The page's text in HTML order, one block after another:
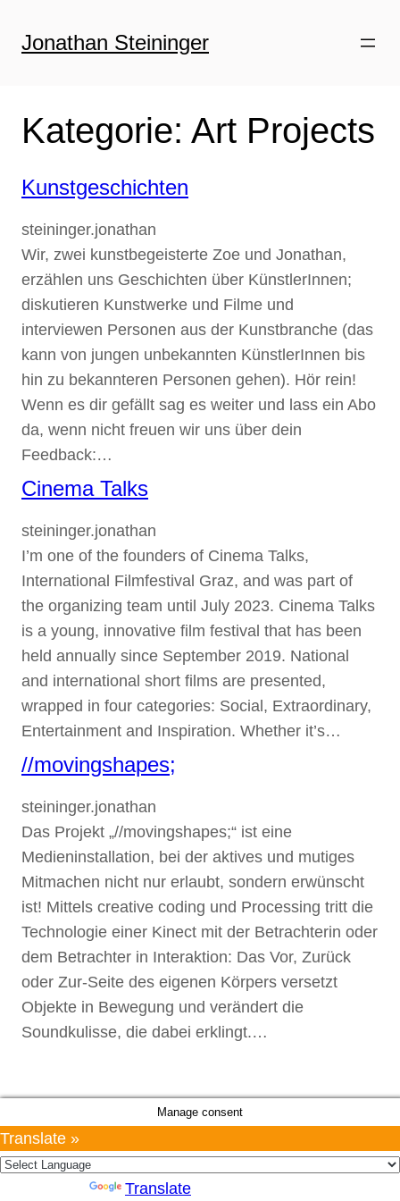
InhaltJonathan Steininger
Kategorie: Art Projects
Kunstgeschichten
steininger.jonathan
Wir, zwei kunstbegeisterte Zoe und Jonathan,
erzählen uns Geschichten über KünstlerInnen;
diskutieren Kunstwerke und Filme und
interviewen Personen aus der Kunstbranche (das
kann von jungen unbekannten KünstlerInnen bis
hin zu bekannteren Personen gehen). Hör rein!
Wenn es dir gefällt sag es weiter und lass ein Abo
da, wenn nicht freuen wir uns über dein
Feedback:…
Cinema Talks
steininger.jonathan
I’m one of the founders of Cinema Talks,
International Filmfestival Graz, and was part of
the organizing team until July 2023. Cinema Talks
is a young, innovative film festival that has been
held annually since September 2019. National
and international short films are presented,
wrapped in four categories: Social, Extraordinary,
Entertainment and Inspiration. Whether it’s…
//movingshapes;
steininger.jonathan
Das Projekt „//movingshapes;“ ist eine
Medieninstallation, bei der aktives und mutiges
Mitmachen nicht nur erlaubt, sondern erwünscht
ist! Mittels creative coding und Processing tritt die
Technologie einer Kinect mit der Betrachterin oder
dem Betrachter in Interaktion: Das Vor, Zurück
oder Zur-Seite des eigenen Körpers versetzt
Objekte in Bewegung und verändert die
Soundkulisse, die dabei erklingt.…
Manage consent
Translate »
Translate